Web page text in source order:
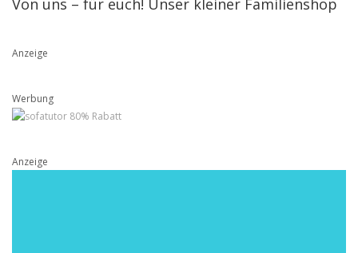
Anzeige
Werbung
Anzeige